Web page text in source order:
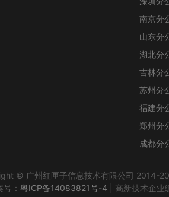
南京分
山东分
湖北分
吉林分
苏州分
福建分
郑州分
成都分
© 广州红匣子信息技术有限公司 2014-
： 粤ICP备14083821号-4 | 高新技术企业